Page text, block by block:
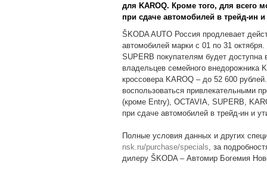
для KAROQ. Кроме того, для всего
при сдаче автомобилей в трейд-ин
ŠKODA AUTO Россия продлевает
автомобилей марки с 01 по 31
SUPERB покупателям будет
владельцев семейного внедорожника
кроссовера KAROQ – до 52 600
воспользоваться привлекательными
(кроме Entry), OCTAVIA, SUPERB,
при сдаче автомобилей в трейд-ин и
Полные условия данных и других
nsk.ru/purchase/specials , за
дилеру ŠKODA – Автомир Богемия